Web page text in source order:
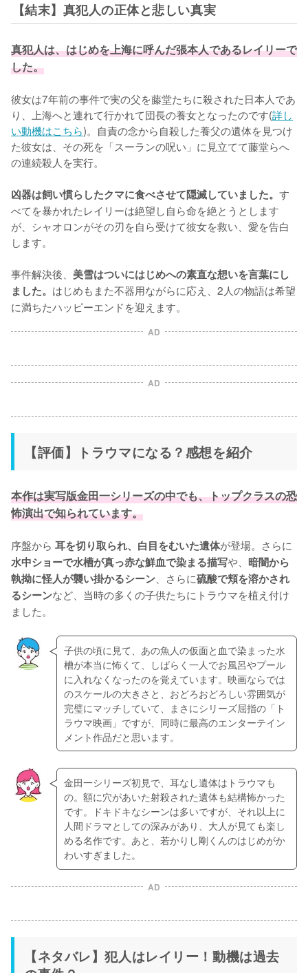
【結末】真犯人の正体と悲しい真実
真犯人は、はじめを上海に呼んだ張本人であるレイリーで
した。
彼女は7年前の事件で実の父を藤堂たちに殺された日本人であ
り、上海へと連れて行かれて団長の養女となったのです(詳し
い動機はこちら)。自責の念から自殺した養父の遺体を見つけ
た彼女は、その死を「スーランの呪い」に見立てて藤堂らへ
の連続殺人を実行。
凶器は飼い慣らしたクマに食べさせて隠滅していました。 す
べてを暴かれたレイリーは絶望し自ら命を絶とうとします
が、シャオロンがその刃を自ら受けて彼女を救い、愛を告白
します。
事件解決後、 美雪はついにはじめへの素直な想いを言葉にし
ました。 はじめもまた不器用ながらに応え、2人の物語は希望
に満ちたハッピーエンドを迎えます。
AD
AD
【評価】トラウマになる？感想を紹介
本作は実写版金田一シリーズの中でも、トップクラスの恐
怖演出で知られています。
序盤から 耳を切り取られ、白目をむいた遺体
水中ショーで水槽が真っ赤な鮮血で染まる描写や、 暗闇から
執拗に怪人が襲い掛かるシーン 、さらに硫酸で頬を溶かされ
るシーンなど、当時の多くの子供たちにトラウマを植え付け
ました。
子供の頃に見て、あの魚人の仮面と血で染まった水
槽が本当に怖くて、しばらく一人でお風呂やプール
に入れなくなったのを覚えています。映画ならでは
のスケールの大きさと、おどろおどろしい雰囲気が
完璧にマッチしていて、まさにシリーズ屈指の「ト
ラウマ映画」ですが、同時に最高のエンターテイン
メント作品だと思います。
金田一シリーズ初見で、耳なし遺体はトラウマも
の。額に穴があいた射殺された遺体も結構怖かった
です。ドキドキなシーンは多いですが、それ以上に
人間ドラマとしての深みがあり、大人が見ても楽し
める名作です。あと、若かりし剛くんのはじめがか
わいすぎました。
AD
【ネタバレ】犯人はレイリー！動機は過去